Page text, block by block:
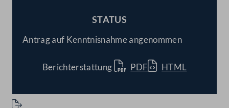
STATUS
Antrag auf Kenntnisnahme angenommen
Berichterstattung PDF HTML